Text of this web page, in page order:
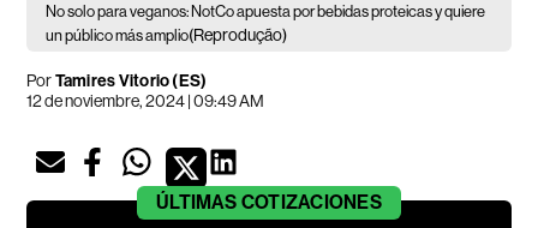
No solo para veganos: NotCo apuesta por bebidas proteicas y quiere
un público más amplio(Reprodução)
PorTamires Vitorio (ES)
12 de noviembre, 2024 | 09:49 AM
ÚLTIMAS COTIZACIONES